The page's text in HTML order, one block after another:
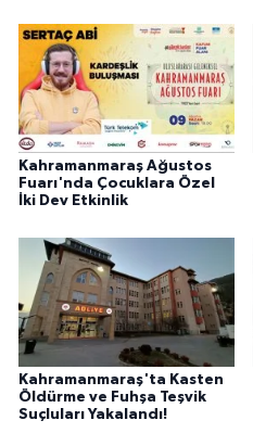
Kahramanmaraş Ağustos
Fuarı'nda Çocuklara Özel
İki Dev Etkinlik
Kahramanmaraş'ta Kasten
Öldürme ve Fuhşa Teşvik
Suçluları Yakalandı!